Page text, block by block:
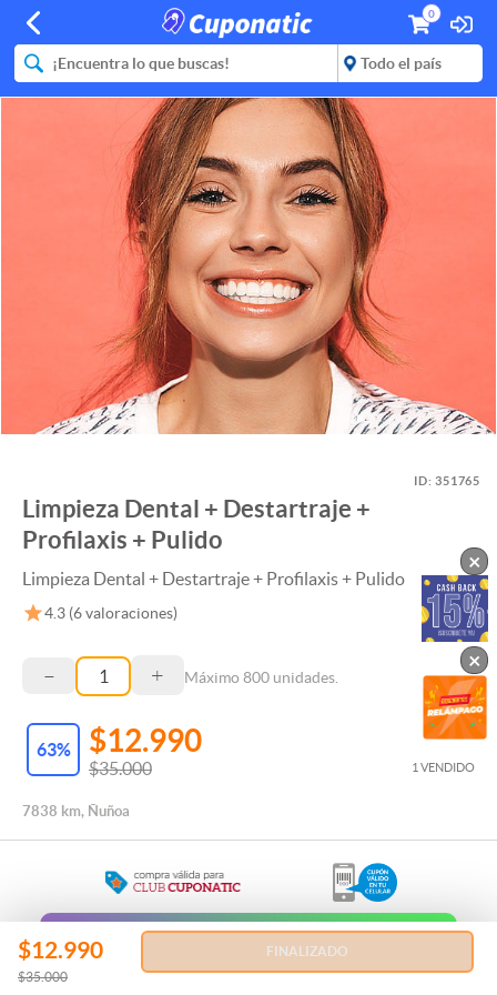
0
ID:351765
Limpieza Dental + Destartraje +
Profilaxis + Pulido
Limpieza Dental + Destartraje + Profilaxis + Pulido
4.3 (6 valoraciones)
– + Máximo 800 unidades.
63% $12.990
$35.000 1 VENDIDO
7838 km, Ñuñoa
Regala esta Experiencia
$12.990
$35.000
FINALIZADO
×
×